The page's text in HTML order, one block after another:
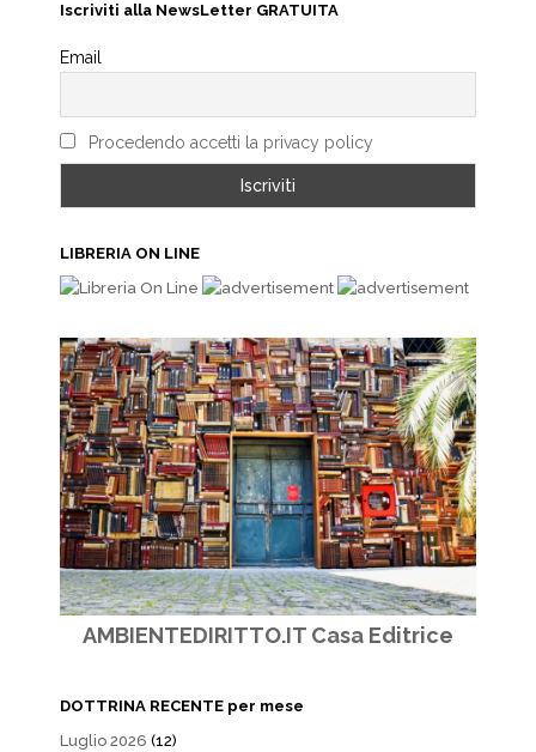
Iscriviti alla NewsLetter GRATUITA
Email
Procedendo accetti la privacy policy
LIBRERIA ON LINE
AMBIENTEDIRITTO.IT Casa Editrice
DOTTRINA RECENTE per mese
Luglio 2026 (12)